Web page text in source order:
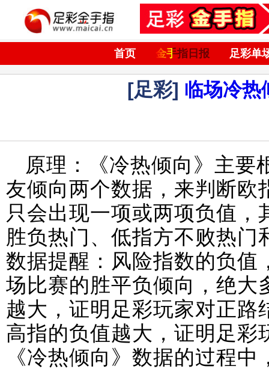
首页 金手指日报 足彩单
[足彩] 临场冷热
原理：《冷热倾向》主要
友倾向两个数据，来判断欧
只会出现一项或两项负值
胜负热门、低指方不败热门
数据提醒：风险指数的负值
场比赛的胜平负倾向，绝大
越大，证明足彩玩家对正路
高指的负值越大，证明足彩
《冷热倾向》数据的过程